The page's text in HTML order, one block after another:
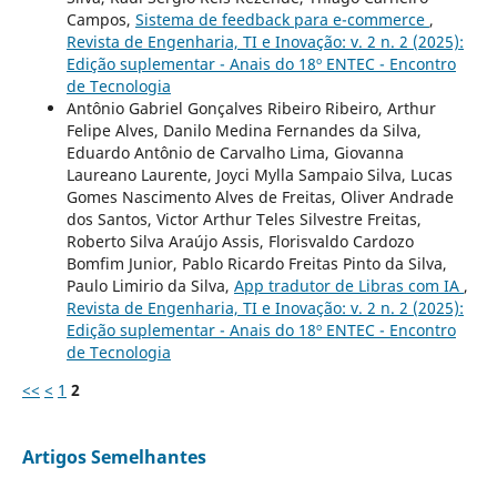
Campos, Sistema de feedback para e-commerce ,
Revista de Engenharia, TI e Inovação: v. 2 n. 2 (2025):
Edição suplementar - Anais do 18º ENTEC - Encontro
de Tecnologia
Antônio Gabriel Gonçalves Ribeiro Ribeiro, Arthur
Felipe Alves, Danilo Medina Fernandes da Silva,
Eduardo Antônio de Carvalho Lima, Giovanna
Laureano Laurente, Joyci Mylla Sampaio Silva, Lucas
Gomes Nascimento Alves de Freitas, Oliver Andrade
dos Santos, Victor Arthur Teles Silvestre Freitas,
Roberto Silva Araújo Assis, Florisvaldo Cardozo
Bomfim Junior, Pablo Ricardo Freitas Pinto da Silva,
Paulo Limirio da Silva, App tradutor de Libras com IA ,
Revista de Engenharia, TI e Inovação: v. 2 n. 2 (2025):
Edição suplementar - Anais do 18º ENTEC - Encontro
de Tecnologia
<< < 1 2
Artigos Semelhantes